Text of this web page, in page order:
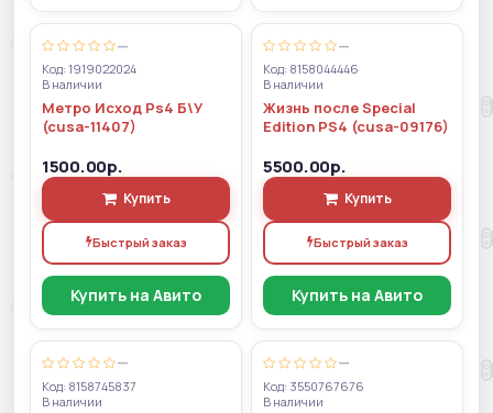
—
Код: 1919022024
В наличии
Метро Исход Ps4 Б\У
(cusa-11407)
1500.00р.
Купить
Быстрый заказ
Купить на Авито
—
Код: 8158044446
В наличии
Жизнь после Special
Edition PS4 (cusa-09176)
5500.00р.
Купить
Быстрый заказ
Купить на Авито
—
Код: 8158745837
В наличии
—
Код: 3550767676
В наличии